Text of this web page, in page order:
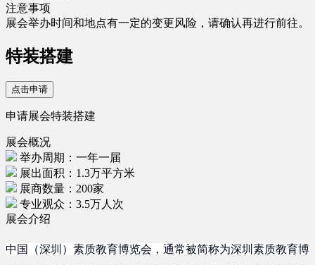
注意事项
展会举办时间和地点有一定的变更风险，请确认再进行前往。
特装搭建
点击申请
申请展会特装搭建
展会概况
举办周期：一年一届
展出面积：1.3万平方米
展商数量：200家
专业观众：3.5万人次
展会介绍
中国（深圳）素质教育博览会，通常被简称为深圳素质教育博